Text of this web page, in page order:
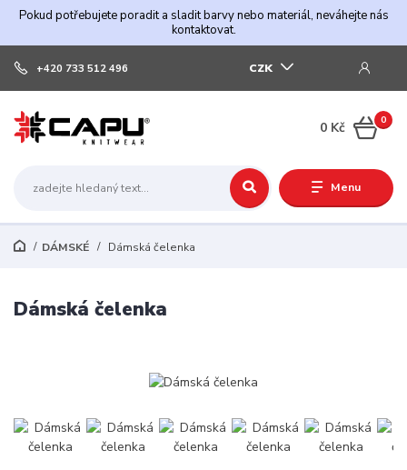
Pokud potřebujete poradit a sladit barvy nebo materiál, neváhejte nás
kontaktovat.
Menu
CZK
+420 733 512 496
0
0 Kč
DÁMSKÉ Dámská čelenka
Dámská čelenka